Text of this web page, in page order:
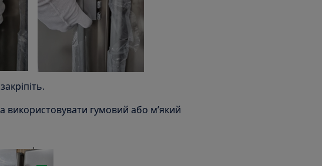
використовувати гумовий або м’який